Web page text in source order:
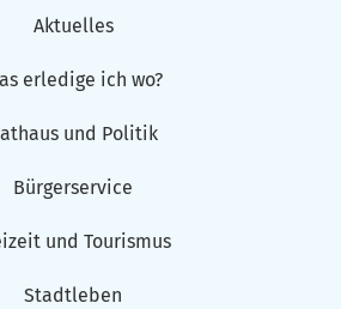
Aktuelles
erledige ich wo?
und Politik
Bürgerservice
und Tourismus
Stadtleben